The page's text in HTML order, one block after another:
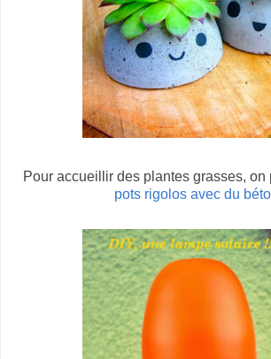
Pour accueillir des plantes grasses, on
pots rigolos avec du